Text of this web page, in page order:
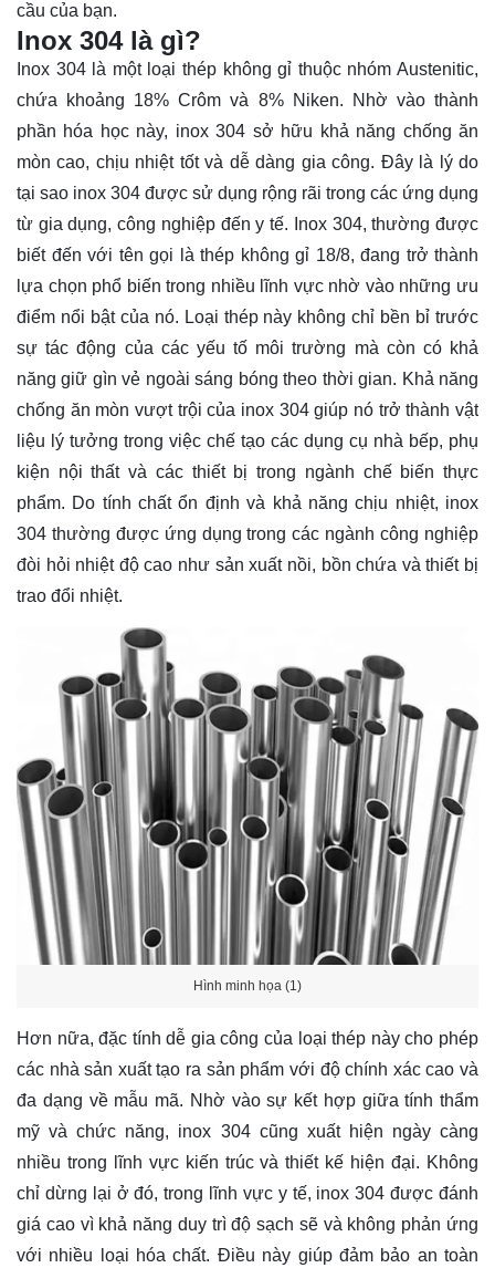
cầu của bạn.
Inox 304 là gì?
Inox 304 là một loại thép không gỉ thuộc nhóm Austenitic,
chứa khoảng 18% Crôm và 8% Niken. Nhờ vào thành
phần hóa học này, inox 304 sở hữu khả năng chống ăn
mòn cao, chịu nhiệt tốt và dễ dàng gia công. Đây là lý do
tại sao inox 304 được sử dụng rộng rãi trong các ứng dụng
từ gia dụng, công nghiệp đến y tế. Inox 304, thường được
biết đến với tên gọi là thép không gỉ 18/8, đang trở thành
lựa chọn phổ biến trong nhiều lĩnh vực nhờ vào những ưu
điểm nổi bật của nó. Loại thép này không chỉ bền bỉ trước
sự tác động của các yếu tố môi trường mà còn có khả
năng giữ gìn vẻ ngoài sáng bóng theo thời gian. Khả năng
chống ăn mòn vượt trội của inox 304 giúp nó trở thành vật
liệu lý tưởng trong việc chế tạo các dụng cụ nhà bếp, phụ
kiện nội thất và các thiết bị trong ngành chế biến thực
phẩm. Do tính chất ổn định và khả năng chịu nhiệt, inox
304 thường được ứng dụng trong các ngành công nghiệp
đòi hỏi nhiệt độ cao như sản xuất nồi, bồn chứa và thiết bị
trao đổi nhiệt.
Hình minh họa (1)
Hơn nữa, đặc tính dễ gia công của loại thép này cho phép
các nhà sản xuất tạo ra sản phẩm với độ chính xác cao và
đa dạng về mẫu mã. Nhờ vào sự kết hợp giữa tính thẩm
mỹ và chức năng, inox 304 cũng xuất hiện ngày càng
nhiều trong lĩnh vực kiến trúc và thiết kế hiện đại. Không
chỉ dừng lại ở đó, trong lĩnh vực y tế, inox 304 được đánh
giá cao vì khả năng duy trì độ sạch sẽ và không phản ứng
với nhiều loại hóa chất. Điều này giúp đảm bảo an toàn